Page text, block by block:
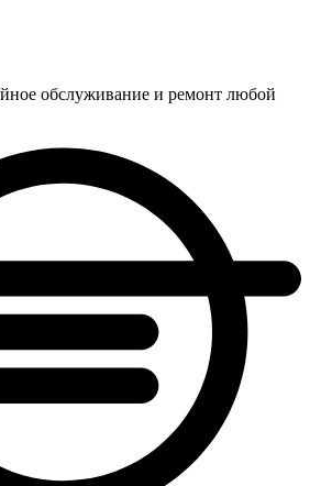
обслуживание и ремонт любой